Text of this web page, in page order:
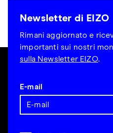
Newsletter di EIZO
Rimani aggiornato e
importanti sui nostri
sulla Newsletter EIZO.
E-mail